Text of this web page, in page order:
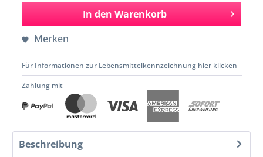
In den Warenkorb
Merken
Für Informationen zur Lebensmittelkennzeichnung hier klicken
Zahlung mit
Beschreibung